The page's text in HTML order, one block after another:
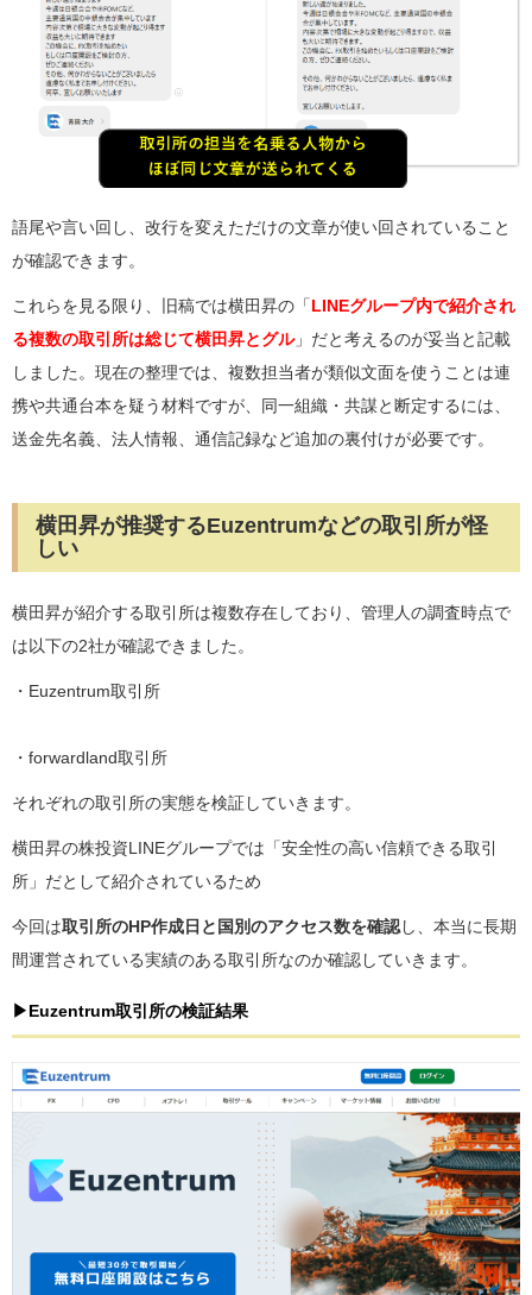
語尾や言い回し、改行を変えただけの文章が使い回されていること
が確認できます。
これらを見る限り、旧稿では横田昇の「LINEグループ内で紹介され
る複数の取引所は総じて横田昇とグル」だと考えるのが妥当と記載
しました。現在の整理では、複数担当者が類似文面を使うことは連
携や共通台本を疑う材料ですが、同一組織・共謀と断定するには、
送金先名義、法人情報、通信記録など追加の裏付けが必要です。
横田昇が推奨するEuzentrumなどの取引所が怪
しい
横田昇が紹介する取引所は複数存在しており、管理人の調査時点で
は以下の2社が確認できました。
・Euzentrum取引所
・forwardland取引所
それぞれの取引所の実態を検証していきます。
横田昇の株投資LINEグループでは「安全性の高い信頼できる取引
所」だとして紹介されているため
今回は取引所のHP作成日と国別のアクセス数を確認し、本当に長期
間運営されている実績のある取引所なのか確認していきます。
▶Euzentrum取引所の検証結果